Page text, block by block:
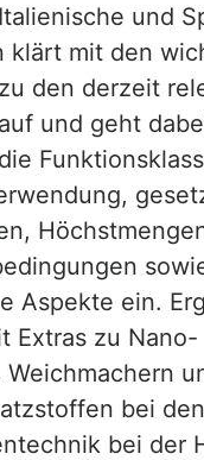
und
klärt mit den
den derzeit
und geht
Aspekte ein.
Extras zu Nano-
bei
bei der